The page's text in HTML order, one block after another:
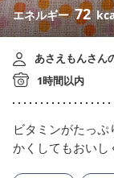
エネルギー72
あさえもんさん
1時間以内
ビタミンがたっ
かくしてもおいし